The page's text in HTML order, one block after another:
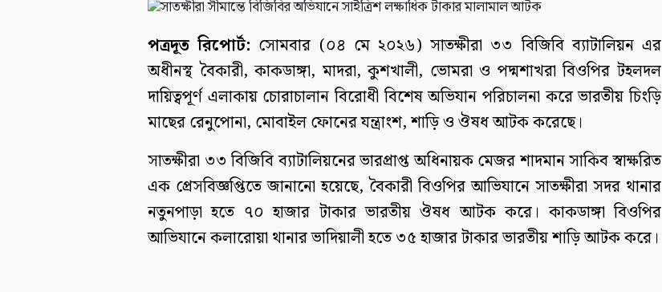
পত্রদূত রিপোর্ট: সোমবার (০৪ মে ২০২৬) সাতক্ষীরা ৩৩ বিজিবি ব্যাটালিয়ন এর
অধীনস্থ বৈকারী, কাকডাঙ্গা, মাদরা, কুশখালী, ভোমরা ও পদ্মশাখরা বিওপির টহলদল
দায়িত্বপূর্ণ এলাকায় চোরাচালান বিরোধী বিশেষ অভিযান পরিচালনা করে ভারতীয় চিংড়ি
মাছের রেনুপোনা, মোবাইল ফোনের যন্ত্রাংশ, শাড়ি ও ঔষধ আটক করেছে।
সাতক্ষীরা ৩৩ বিজিবি ব্যাটালিয়নের ভারপ্রাপ্ত অধিনায়ক মেজর শাদমান সাকিব স্বাক্ষরিত
এক প্রেসবিজ্ঞপ্তিতে জানানো হয়েছে, বৈকারী বিওপির আভিযানে সাতক্ষীরা সদর থানার
নতুনপাড়া হতে ৭০ হাজার টাকার ভারতীয় ঔষধ আটক করে। কাকডাঙ্গা বিওপির
আভিযানে কলারোয়া থানার ভাদিয়ালী হতে ৩৫ হাজার টাকার ভারতীয় শাড়ি আটক করে।